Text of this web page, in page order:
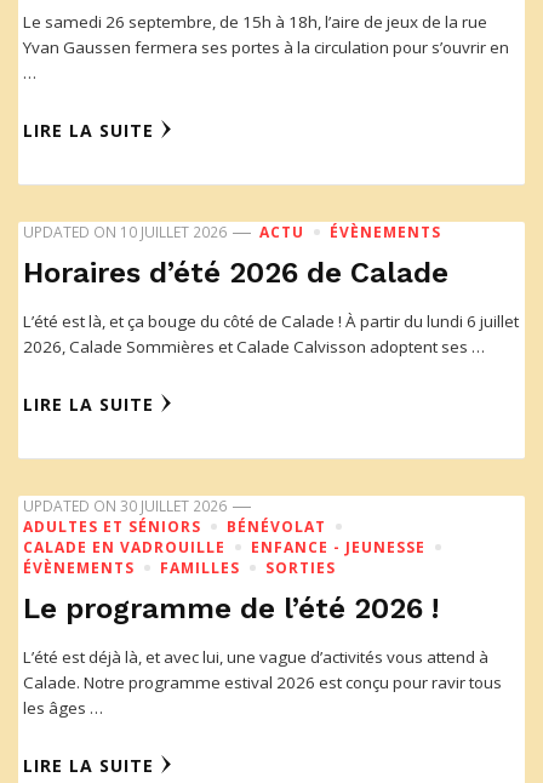
Le samedi 26 septembre, de 15h à 18h, l’aire de jeux de la rue
Yvan Gaussen fermera ses portes à la circulation pour s’ouvrir en
…
LIRE LA SUITE
UPDATED ON 10 JUILLET 2026 ACTU ÉVÈNEMENTS
Horaires d’été 2026 de Calade
L’été est là, et ça bouge du côté de Calade ! À partir du lundi 6 juillet
2026, Calade Sommières et Calade Calvisson adoptent ses …
LIRE LA SUITE
UPDATED ON30 JUILLET 2026
ADULTES ET SÉNIORS
BÉNÉVOLAT
CALADE EN VADROUILLE
ENFANCE - JEUNESSE
ÉVÈNEMENTS
FAMILLES SORTIES
Le programme de l’été 2026 !
L’été est déjà là, et avec lui, une vague d’activités vous attend à
Calade. Notre programme estival 2026 est conçu pour ravir tous
les âges …
LIRE LA SUITE